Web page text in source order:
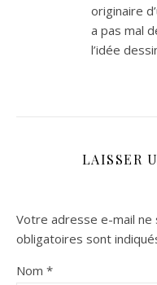
originaire
a pas mal
l’idée
LAISSER
Votre adresse e-mail ne
obligatoires sont
Nom *